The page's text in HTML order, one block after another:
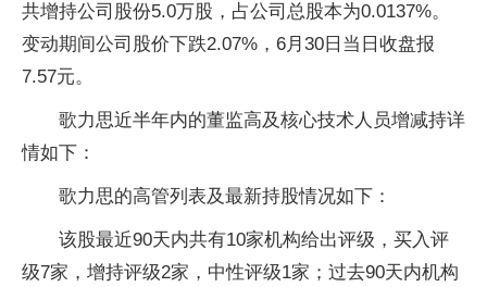
共增持公司股份5.0万股，占公司总股本为0.0137%。
变动期间公司股价下跌2.07%，6月30日当日收盘报
7.57元。
歌力思近半年内的董监高及核心技术人员增减持详
情如下：
歌力思的高管列表及最新持股情况如下：
该股最近90天内共有10家机构给出评级，买入评
级7家，增持评级2家，中性评级1家；过去90天内机构